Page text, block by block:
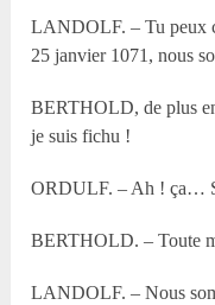
LANDOLF. – Tu peux
25 janvier 1071, nous
BERTHOLD, de plus
je suis fichu !
ORDULF. – Ah ! ça…
BERTHOLD. – Toute
LANDOLF. – Nous